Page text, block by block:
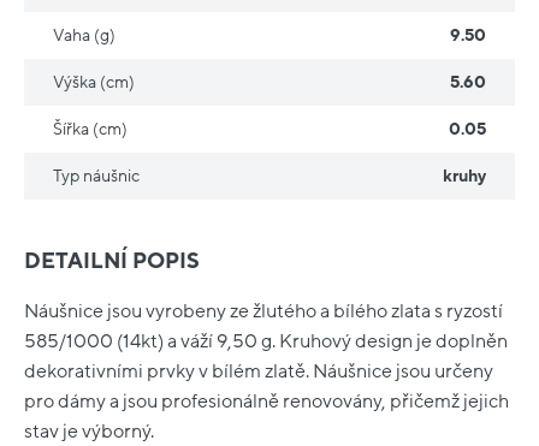
DETAILNÍ POPIS
Náušnice jsou vyrobeny ze žlutého a bílého zlata s ryzostí
585/1000 (14kt) a váží 9,50 g. Kruhový design je doplněn
dekorativními prvky v bílém zlatě. Náušnice jsou určeny
pro dámy a jsou profesionálně renovovány, přičemž jejich
stav je výborný.
Vaha (g) 9.50
Výška (cm) 5.60
Šířka (cm) 0.05
Typ náušnic kruhy